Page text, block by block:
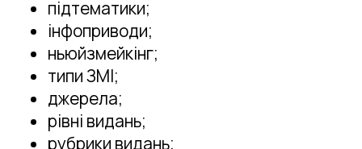
підтематики;
інфоприводи;
ньюйзмейкінг;
типи ЗМІ;
джерела;
рівні видань;
рубрики видань;